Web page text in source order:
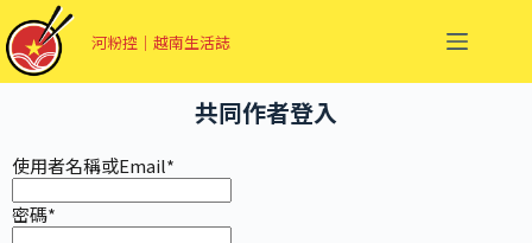
河粉控｜越南生活誌
共同作者登入
使用者名稱或Email*
密碼*